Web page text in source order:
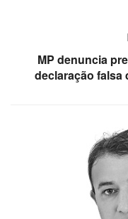
MP denuncia
declaração falsa